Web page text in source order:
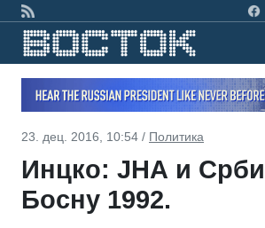
23. дец. 2016, 10:54 / Политика
Инцко: ЈНА и
Босну 1992.